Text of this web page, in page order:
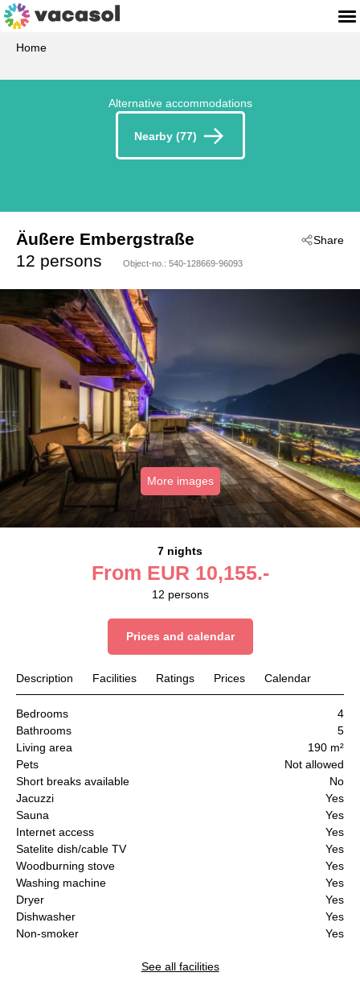
Home
Alternative accommodations
Nearby (77)
Share
Äußere Embergstraße
- Kaltenbach
12 persons Object-no.: 540-128669-96093
More images
7 nights
From EUR 10,155.-
12 persons
Prices and calendar
Description Facilities Ratings Prices Calendar
Bedrooms
4
Bathrooms
5
Living area
190 m²
Pets
Not allowed
Short breaks available
No
Jacuzzi
Yes
Sauna
Yes
Internet access
Yes
Satelite dish/cable TV
Yes
Woodburning stove
Yes
Washing machine
Yes
Dryer
Yes
Dishwasher
Yes
Non-smoker
Yes
See all facilities